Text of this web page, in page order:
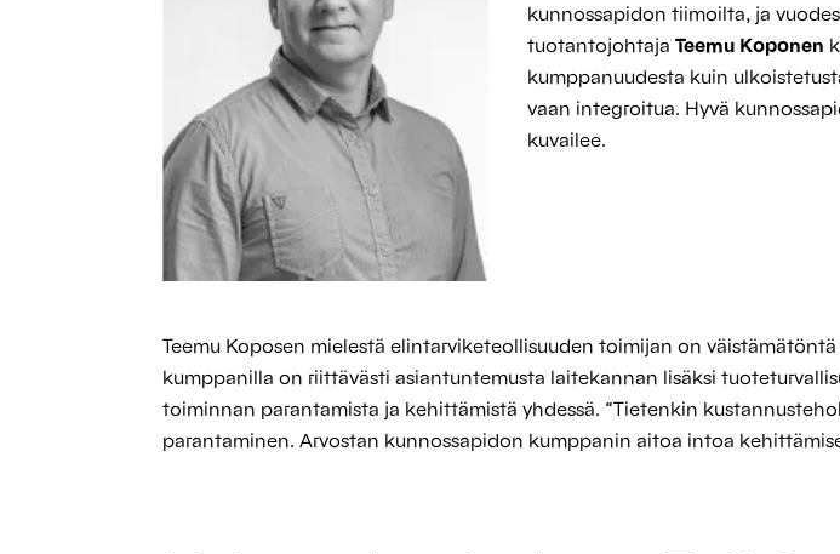
kunnossapidon tiimoilta, ja
tuotantojohtajaTeemu Koponen
kumppanuudesta kuin
vaan integroitua. Hyvä
kuvailee.
Teemu Koposen mielestä elintarviketeollisuuden toimijan on
kumppanilla on riittävästi asiantuntemusta laitekannan lisäksi
toiminnan parantamista ja kehittämistä yhdessä. “Tietenkin
parantaminen. Arvostan kunnossapidon kumppanin aitoa intoa